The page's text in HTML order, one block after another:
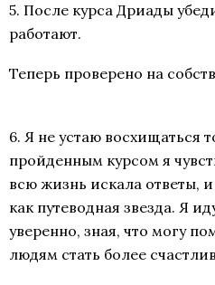
5. После курса Дриады
работают.
Теперь проверено на
6. Я не устаю восхищаться
пройденным курсом я
всю жизнь искала ответы,
как путеводная звезда. Я
уверенно, зная, что могу
людям стать более